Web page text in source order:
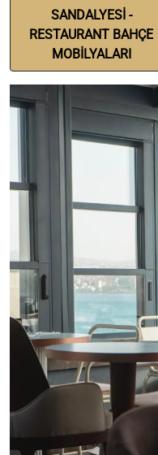
SANDALYESİ -
RESTAURANT BAHÇE
MOBİLYALARI